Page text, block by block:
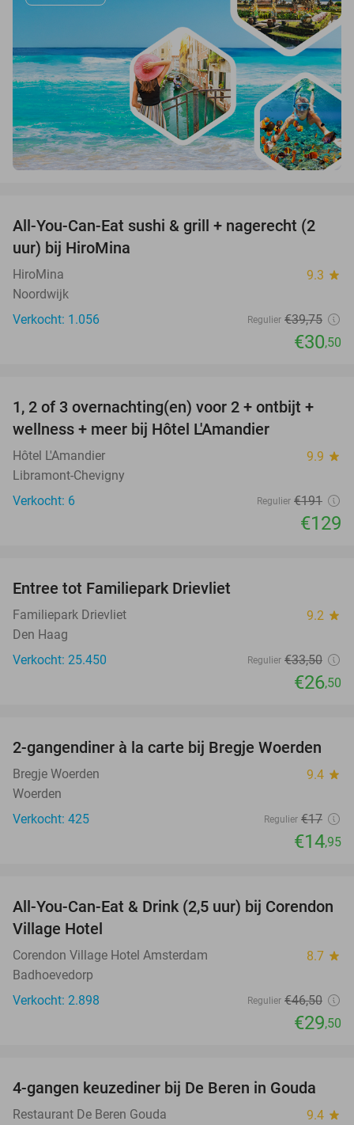
23%
All-You-Can-Eat sushi & grill + nagerecht (2
uur) bij HiroMina
HiroMina 9.3 star
Noordwijk
Verkocht: 1.056
Regulier €39,75
€30,50
32%
TODAY
1, 2 of 3 overnachting(en) voor 2 + ontbijt +
wellness + meer bij Hôtel L'Amandier
Hôtel L'Amandier 9.9 star
Libramont-Chevigny
Verkocht: 6
Regulier €191
€129
Entree tot Familiepark Drievliet
Familiepark Drievliet 9.2 star
Den Haag
Verkocht: 25.450
Regulier €33,50
€26,50
12%
2-gangendiner à la carte bij Bregje Woerden
Bregje Woerden 9.4 star
Woerden
Verkocht: 425
Regulier €17
€14,95
37%
All-You-Can-Eat & Drink (2,5 uur) bij Corendon
Village Hotel
Corendon Village Hotel Amsterdam 8.7 star
Badhoevedorp
Verkocht: 2.898
Regulier €46,50
€29,50
46%
4-gangen keuzediner bij De Beren in Gouda
Restaurant De Beren Gouda 9.4 star